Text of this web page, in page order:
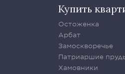
Купить
Остоженка
Арбат
Замоскворечье
Патриаршие
Хамовники